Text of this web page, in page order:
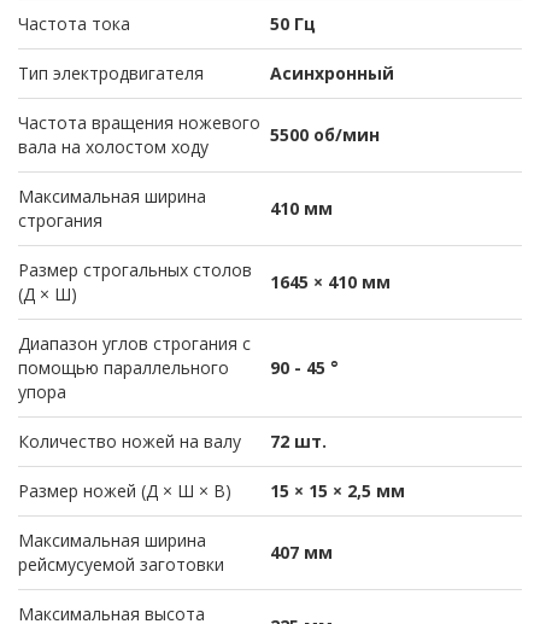
Частота тока 50 Гц
Тип электродвигателя Асинхронный
Частота вращения ножевого
вала на холостом ходу
5500 об/мин
Максимальная ширина
строгания
410 мм
Размер строгальных столов
(Д × Ш)
1645 × 410 мм
Диапазон углов строгания с
помощью параллельного
упора
90 - 45 °
Количество ножей на валу 72 шт.
Размер ножей (Д × Ш × В) 15 × 15 × 2,5 мм
Максимальная ширина
рейсмусуемой заготовки
407 мм
Максимальная высота